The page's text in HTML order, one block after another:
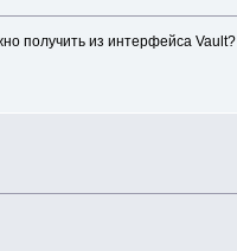
);
получить из интерфейса Vault?